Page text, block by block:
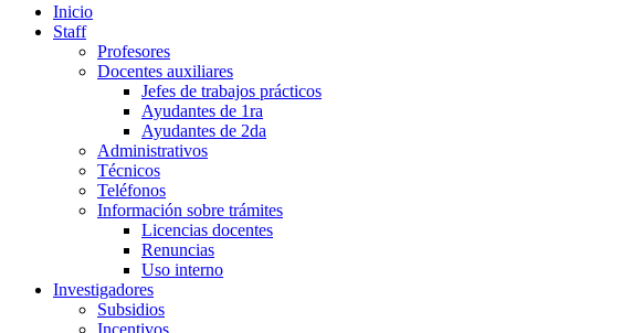
Inicio
Staff
Profesores
Docentes auxiliares
Jefes de trabajos prácticos
Ayudantes de 1ra
Ayudantes de 2da
Administrativos
Técnicos
Teléfonos
Información sobre trámites
Licencias docentes
Renuncias
Uso interno
Investigadores
Subsidios
Incentivos